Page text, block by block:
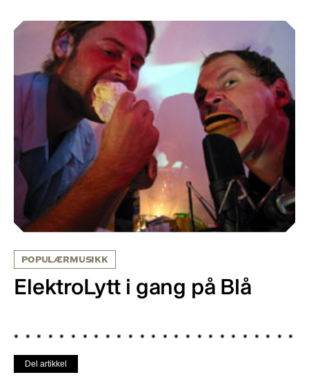
POPULÆRMUSIKK
ElektroLytt i gang på Blå
Del artikkel